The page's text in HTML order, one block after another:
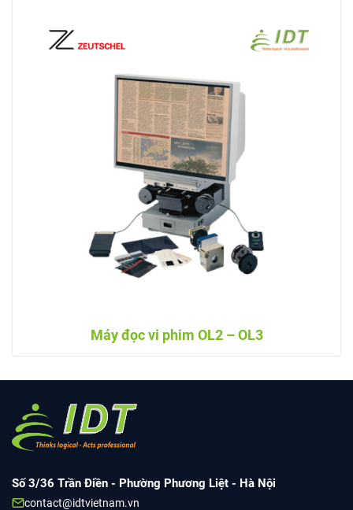
Máy đọc vi phim OL2 – OL3
Số 3/36 Trần Điền - Phường Phương Liệt - Hà Nội
contact@idtvietnam.vn